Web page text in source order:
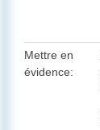
Mettre en
évidence